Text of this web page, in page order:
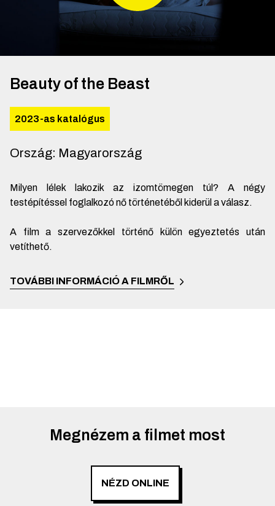
Beauty of the Beast
2023-as katalógus
Ország: Magyarország
Milyen lélek lakozik az izomtömegen túl? A négy
testépítéssel foglalkozó nő történetéből kiderül a válasz.
A film a szervezőkkel történő külön egyeztetés után
vetíthető.
TOVÁBBI INFORMÁCIÓ A FILMRŐL
Megnézem a filmet most
NÉZD ONLINE